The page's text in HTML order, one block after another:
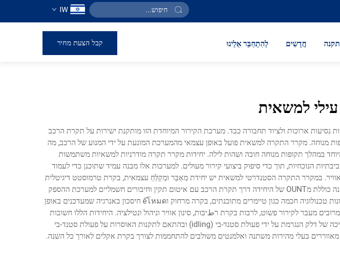
IW
חֲדָשִים לְהִתְחַבֵּר אֵלֵינוּ קבל הצעת מחיר
עילי למשאית
נסיעות ארוכות ולציוד תחבורה כבד. מערכת הקירור המיוחדת הזו מותקנת ישירות על תקרת הרכב
מנוחה. מקרר התקרה למשאית פועל באופן עצמאי מהמערכת המונעת על ידי המנוע של הרכב, מה
במהלך תקופות מנוחה חובה ושהות לילה. יחידות מקרר תקרה מודרניות למשאיות משתמשות
הנוכחיות, תוך כדי סיפוק ביצועי קירור מעולים. למערכות אלו מבנה עמיד שתוכנן כדי לעמוד
במקרר התקרה הסטנדרטי למשאית יש יחידת מְאַבֵּר ומְקַלֵּחַ עצמאית, בקרת טרמוסטט דיגיטלית
ומערכות דחיסה יעילות שממזערות את צריכת החשמל תוך כדי מקסום תפוקת הקירור. ההתקנה כוללת מOUNT של היחידה דרך תקרת הרכב עם איטום תקין וחיבורים חשמליים למערכת ההספק
המשנית של המשאית או לחשמל חיצוני (shore power), אם זמין. דגמים מתקדמים כוללים תכונות טכנולוגיה חכמה כגון טיימרים מתוכנתים, בקרה מרחוק וếโหมด חיסכון באנרגיה שמעדכנים באופן
מעבר לקירור פשוט, לרבות בקרת רطיבות, סינון אוויר וניהול ונטילציה. היחידות הללו חשובות
במיוחד לבעלי-משאיות עצמאיים ולמנהלי צוותים הרואים בשיפור נוחות הנהג, בהפחתת הצריכה של דלק הנגרמת על ידי פעולת סטנד-בי (idling) ובהתאם לתקנות האוסרות על פעולת סטנד-בי
בעלי מהירות משתנה ואלמנטים משולבים להתחממות לצורך בקרת אקלים לאורך כל השנה.